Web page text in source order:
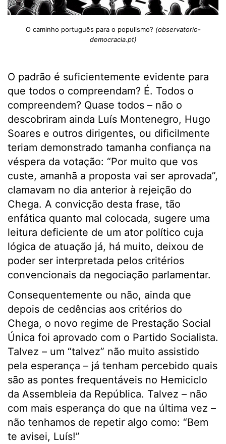
O caminho português para o populismo? (observatorio-
democracia.pt)
O padrão é suficientemente evidente para
que todos o compreendam? É. Todos o
compreendem? Quase todos – não o
descobriram ainda Luís Montenegro, Hugo
Soares e outros dirigentes, ou dificilmente
teriam demonstrado tamanha confiança na
véspera da votação: “Por muito que vos
custe, amanhã a proposta vai ser aprovada”,
clamavam no dia anterior à rejeição do
Chega. A convicção desta frase, tão
enfática quanto mal colocada, sugere uma
leitura deficiente de um ator político cuja
lógica de atuação já, há muito, deixou de
poder ser interpretada pelos critérios
convencionais da negociação parlamentar.
Consequentemente ou não, ainda que
depois de cedências aos critérios do
Chega, o novo regime de Prestação Social
Única foi aprovado com o Partido Socialista.
Talvez – um “talvez” não muito assistido
pela esperança – já tenham percebido quais
são as pontes frequentáveis no Hemiciclo
da Assembleia da República. Talvez – não
com mais esperança do que na última vez –
não tenhamos de repetir algo como: “Bem
te avisei, Luís!”